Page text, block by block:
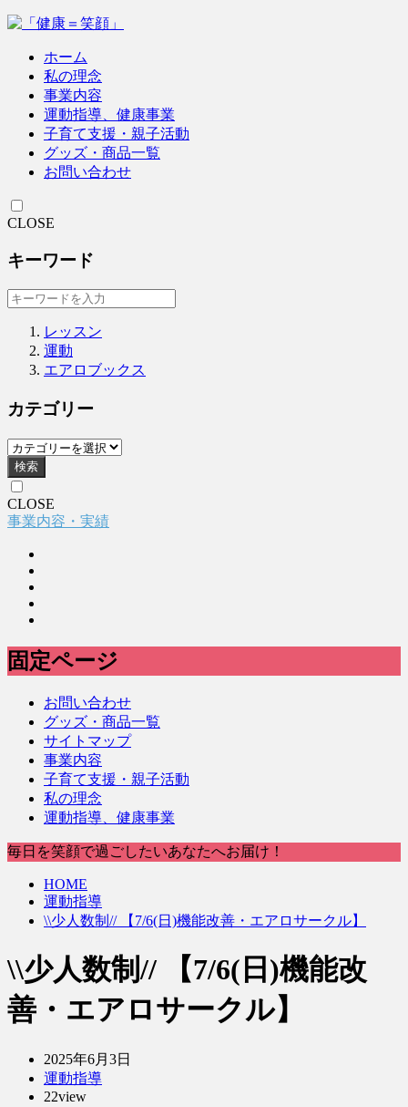
ホーム
私の理念
事業内容
運動指導、健康事業
子育て支援・親子活動
グッズ・商品一覧
お問い合わせ
CLOSE
キーワード
レッスン
運動
エアロブックス
カテゴリー
検索
CLOSE
事業内容・実績
固定ページ
お問い合わせ
グッズ・商品一覧
サイトマップ
事業内容
子育て支援・親子活動
私の理念
運動指導、健康事業
毎日を笑顔で過ごしたいあなたへお届け！
HOME
運動指導
\\少人数制// 【7/6(日)機能改善・エアロサークル】
\\少人数制// 【7/6(日)機能改
善・エアロサークル】
2025年6月3日
運動指導
22view